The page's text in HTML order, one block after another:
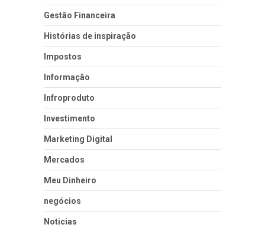
Gestão Financeira
Histórias de inspiração
Impostos
Informação
Infroproduto
Investimento
Marketing Digital
Mercados
Meu Dinheiro
negócios
Noticias